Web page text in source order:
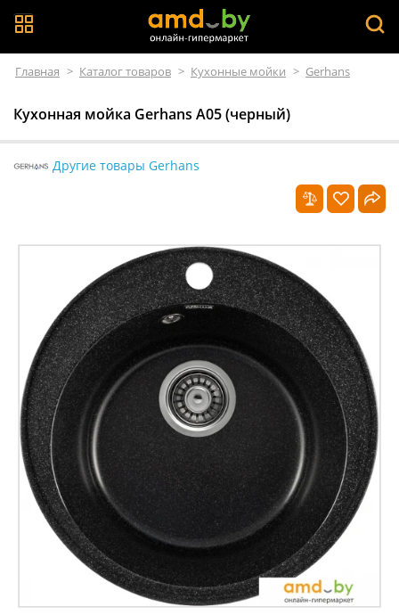
Главная > Каталог товаров > Кухонные мойки > Gerhans
Кухонная мойка Gerhans A05 (черный)
Другие товары Gerhans